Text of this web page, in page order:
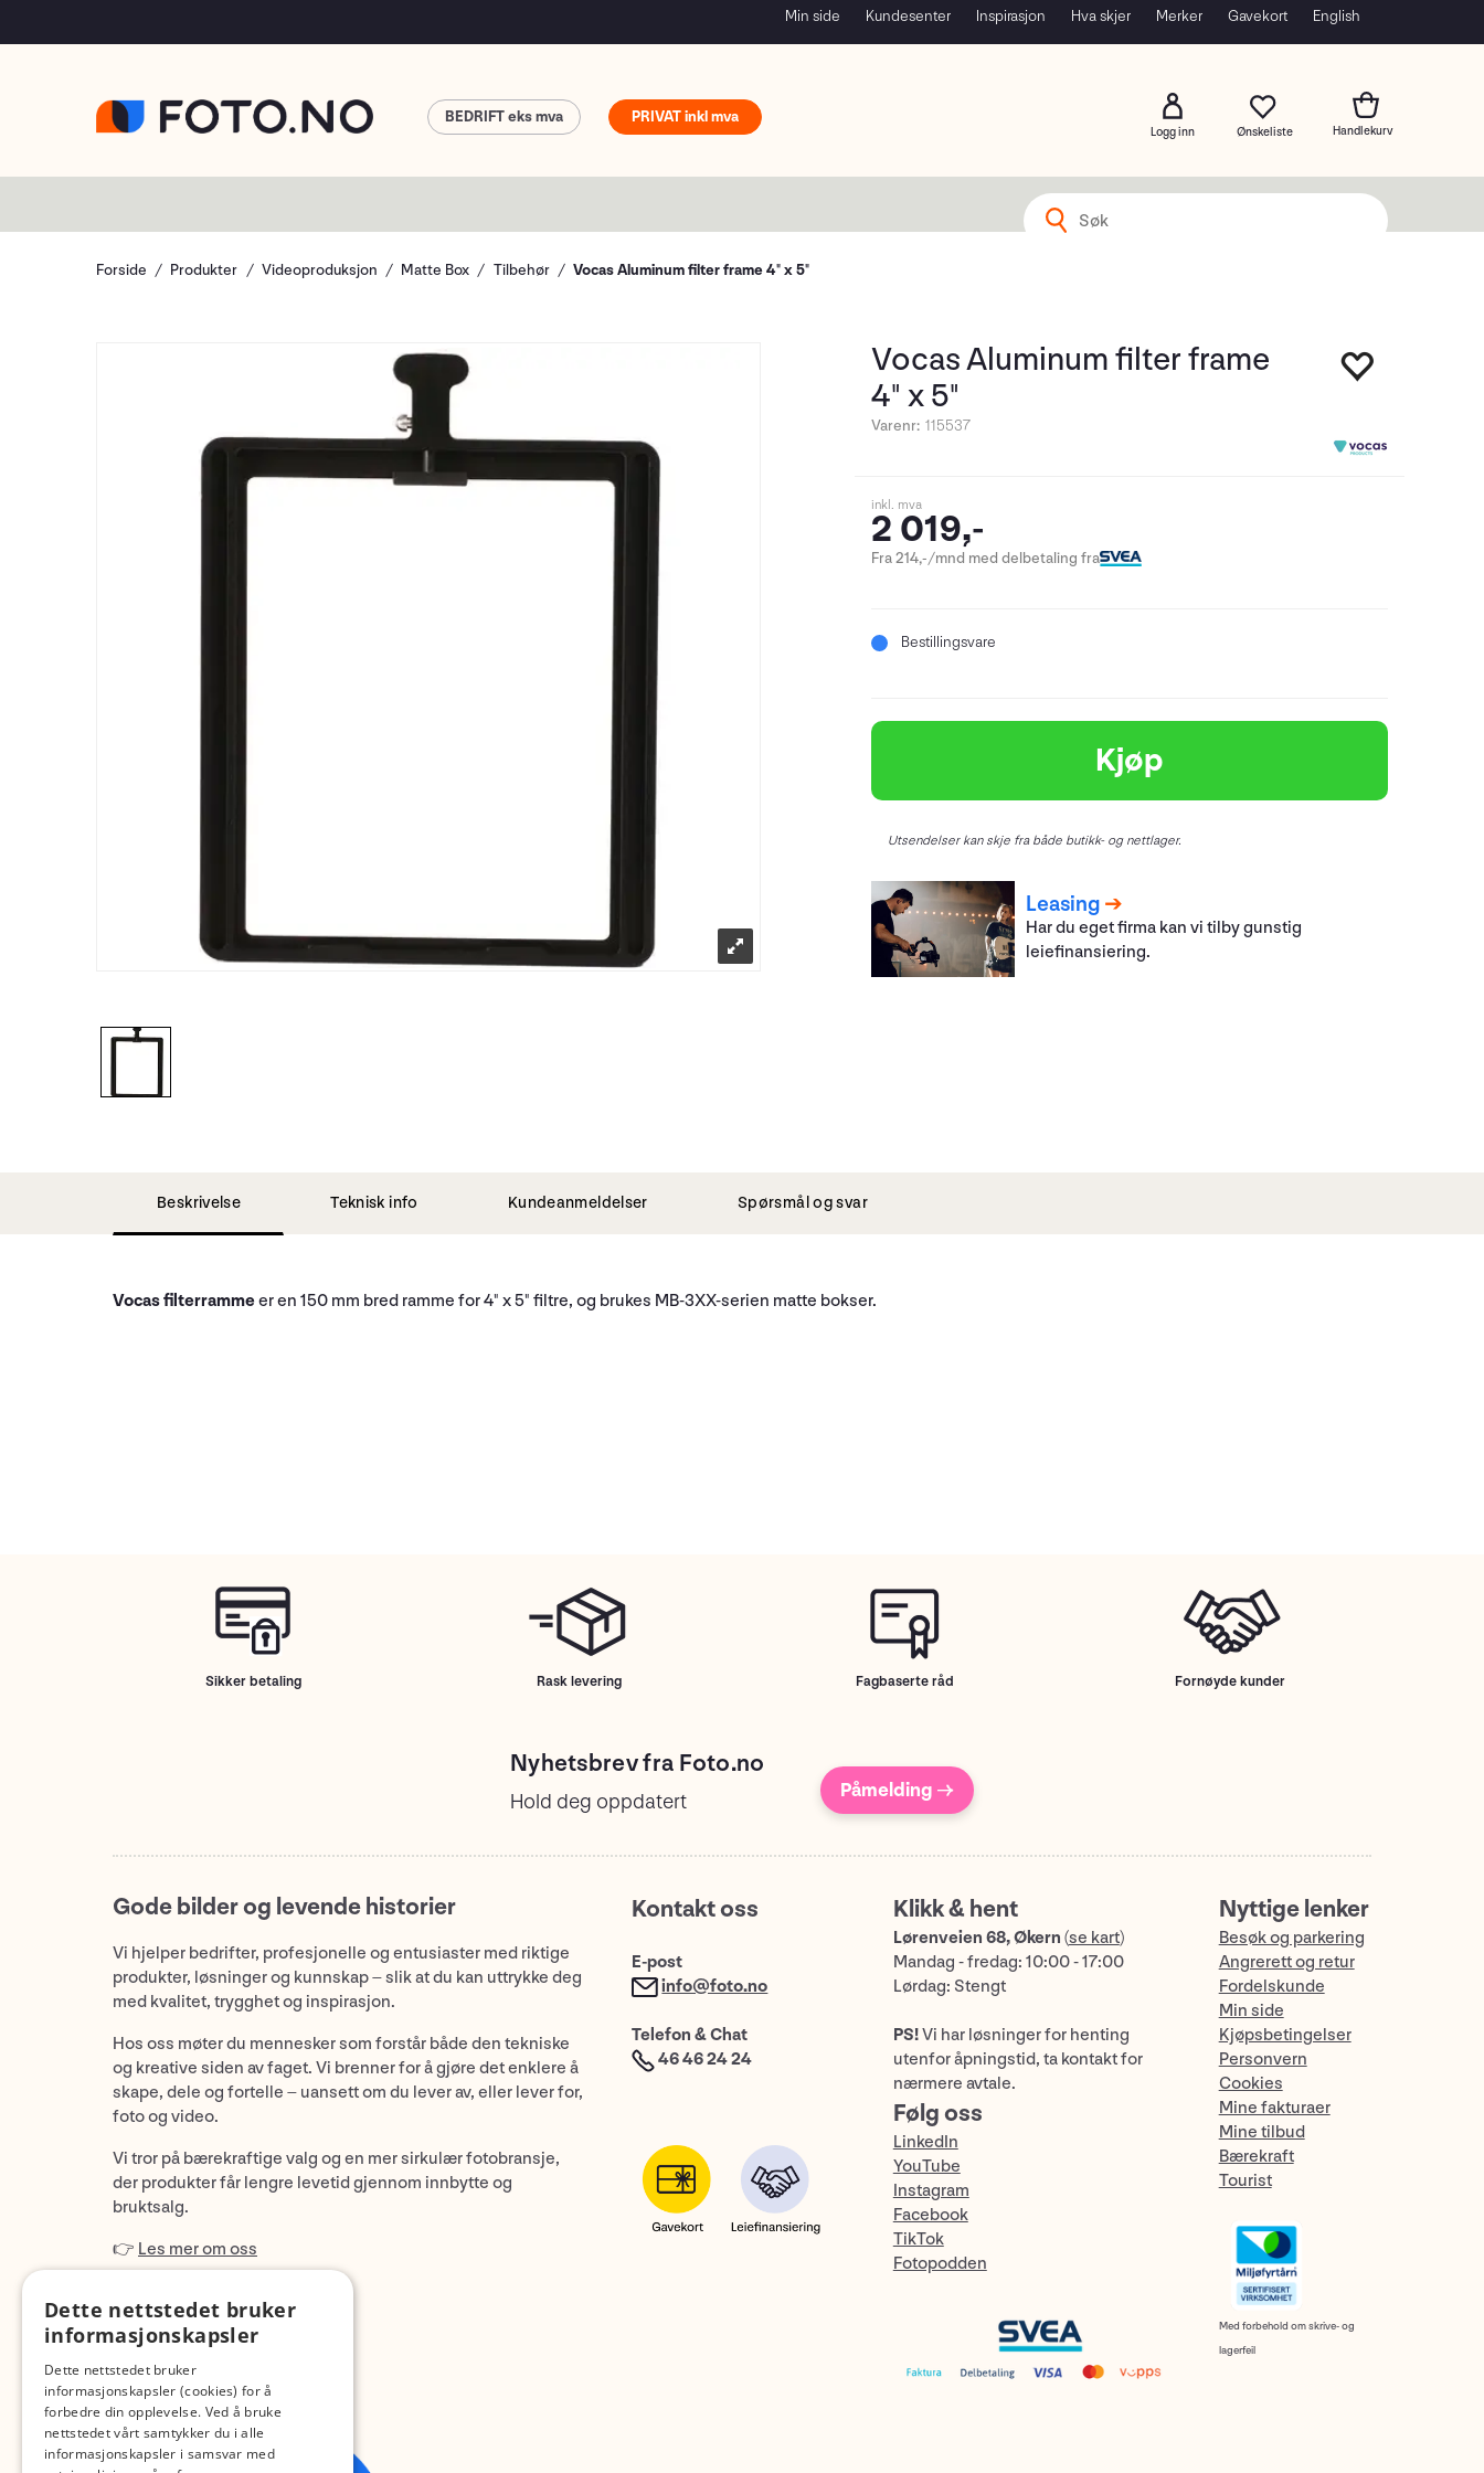
Min side Kundesenter Inspirasjon Hva skjer Merker Gavekort English
Logg inn
PRIVAT
BEDRIFT
Forside Produkter Videoproduksjon Matte Box Tilbehør Vocas Aluminum filter frame 4" x 5"
Vocas Aluminum filter frame
4" x 5"
Varenr: 115537
inkl. mva
2 019,-
Fra 214,-/mnd med delbetaling fra
Bestillingsvare
Kjøp
Utsendelser kan skje fra både butikk- og nettlager.
Leasing
Har du eget firma kan vi tilby gunstig
leiefinansiering.
Beskrivelse Teknisk info Kundeanmeldelser Spørsmål og svar
Vocas filterrammeer en 150 mm bred ramme for 4" x 5" filtre, og brukes MB-3XX-serien matte bokser.
Sikker betaling Rask levering Fagbaserte råd Fornøyde kunder
Nyhetsbrev fra Foto.no
Hold deg oppdatert Påmelding →
Gode bilder og levende historier
Vi hjelper bedrifter, profesjonelle og entusiaster med riktige
produkter, løsninger og kunnskap – slik at du kan uttrykke deg
med kvalitet, trygghet og inspirasjon.
Hos oss møter du mennesker som forstår både den tekniske
og kreative siden av faget. Vi brenner for å gjøre det enklere å
skape, dele og fortelle – uansett om du lever av, eller lever for,
foto og video.
Vi tror på bærekraftige valg og en mer sirkulær fotobransje,
der produkter får lengre levetid gjennom innbytte og
bruktsalg.
👉 Les mer om oss
Kontakt oss
E-post
info@foto.no
Telefon & Chat
46 46 24 24
Klikk & hent
Lørenveien 68, Økern (se kart)
Mandag - fredag: 10:00 - 17:00
Lørdag: Stengt
PS!Vi har løsninger for henting
utenfor åpningstid, ta kontakt for
nærmere avtale.
Følg oss
LinkedIn
YouTube
Instagram
Facebook
TikTok
Fotopodden
Nyttige lenker
Besøk og parkering
Angrerett og retur
Fordelskunde
Min side
Kjøpsbetingelser
Personvern
Cookies
Mine fakturaer
Mine tilbud
Bærekraft
Tourist
Med forbehold om skrive- og
lagerfeil
Dette nettstedet bruker
informasjonskapsler
Dette nettstedet bruker
informasjonskapsler (cookies) for å
forbedre din opplevelse. Ved å bruke
nettstedet vårt samtykker du i alle
informasjonskapsler i samsvar med